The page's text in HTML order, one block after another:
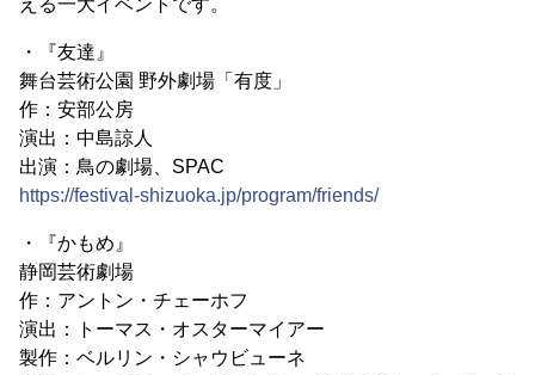
える一大イベントです。
・『友達』
舞台芸術公園 野外劇場「有度」
作：安部公房
演出：中島諒人
出演：鳥の劇場、SPAC
https://festival-shizuoka.jp/program/friends/
・『かもめ』
静岡芸術劇場
作：アントン・チェーホフ
演出：トーマス・オスターマイアー
製作：ベルリン・シャウビューネ